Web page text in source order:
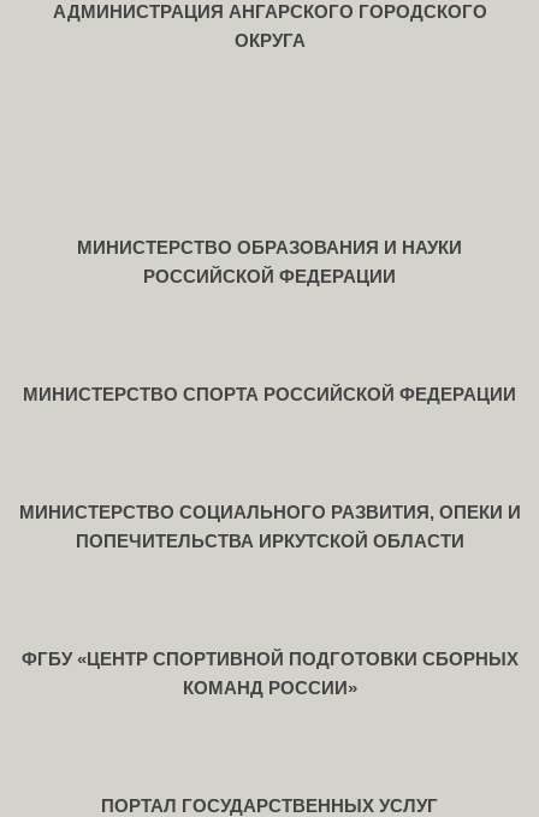
АДМИНИСТРАЦИЯ АНГАРСКОГО ГОРОДСКОГО
ОКРУГА
МИНИСТЕРСТВО ОБРАЗОВАНИЯ И НАУКИ
РОССИЙСКОЙ ФЕДЕРАЦИИ
МИНИСТЕРСТВО СПОРТА РОССИЙСКОЙ ФЕДЕРАЦИИ
МИНИСТЕРСТВО СОЦИАЛЬНОГО РАЗВИТИЯ, ОПЕКИ И
ПОПЕЧИТЕЛЬСТВА ИРКУТСКОЙ ОБЛАСТИ
ФГБУ «ЦЕНТР СПОРТИВНОЙ ПОДГОТОВКИ СБОРНЫХ
КОМАНД РОССИИ»
ПОРТАЛ ГОСУДАРСТВЕННЫХ УСЛУГ